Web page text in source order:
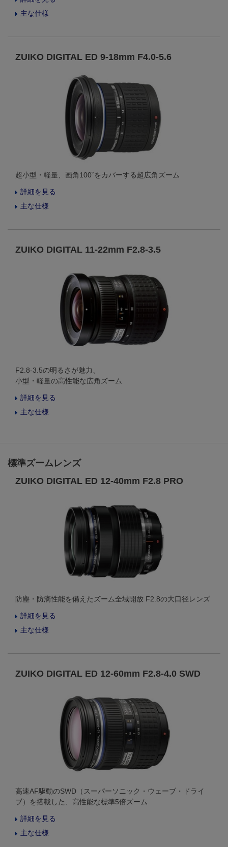
主な仕様
ZUIKO DIGITAL ED 9-18mm F4.0-5.6
超小型・軽量、画角100˚をカバーする超広角ズーム
詳細を見る
主な仕様
ZUIKO DIGITAL 11-22mm F2.8-3.5
F2.8-3.5の明るさが魅力、
小型・軽量の高性能な広角ズーム
詳細を見る
主な仕様
標準ズームレンズ
ZUIKO DIGITAL ED 12-40mm F2.8 PRO
防塵・防滴性能を備えたズーム全域開放 F2.8の大口径レンズ
詳細を見る
主な仕様
ZUIKO DIGITAL ED 12-60mm F2.8-4.0 SWD
高速AF駆動のSWD（スーパーソニック・ウェーブ・ドライ
ブ）を搭載した、高性能な標準5倍ズーム
詳細を見る
主な仕様